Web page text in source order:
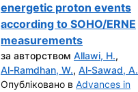
energetic proton events
according to SOHO/ERNE
measurements
за авторством Allawi, H.,
Al-Ramdhan, W., Al-Sawad, A.
Опубліковано в Advances in